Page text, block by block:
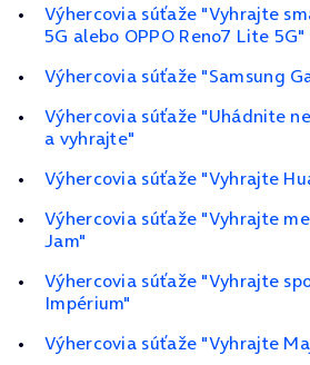
Výhercovia súťaže "Vyhrajte
5G alebo OPPO Reno7 Lite 5G"
Výhercovia súťaže "Samsung
Výhercovia súťaže "Uhádnite
a vyhrajte"
Výhercovia súťaže "Vyhrajte
Výhercovia súťaže "Vyhrajte
Jam"
Výhercovia súťaže "Vyhrajte
Impérium"
Výhercovia súťaže "Vyhrajte